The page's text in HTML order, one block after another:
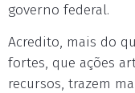
governo federal.
Acredito, mais do
fortes, que ações
recursos, trazem